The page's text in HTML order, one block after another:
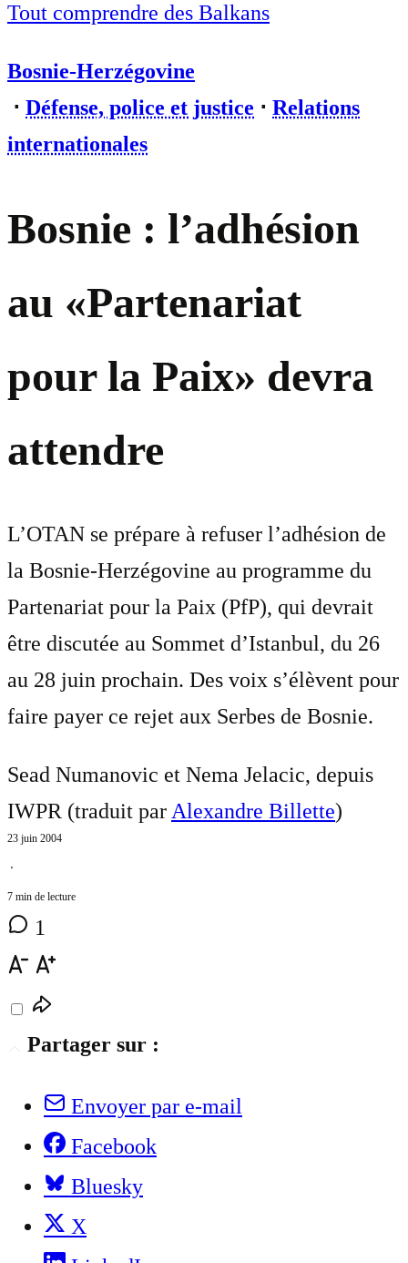
Tout comprendre des Balkans
Bosnie-Herzégovine
⋅ Défense, police et justice ⋅ Relations
internationales
Bosnie : l’adhésion
au «Partenariat
pour la Paix» devra
attendre
L’OTAN se prépare à refuser l’adhésion de
la Bosnie-Herzégovine au programme du
Partenariat pour la Paix (PfP), qui devrait
être discutée au Sommet d’Istanbul, du 26
au 28 juin prochain. Des voix s’élèvent pour
faire payer ce rejet aux Serbes de Bosnie.
Sead Numanovic et Nema Jelacic, depuis
IWPR (traduit parAlexandre Billette)
23 juin 2004
⋅
7 min de lecture
1
Partager sur :
Envoyer par e-mail
Facebook
Bluesky
X